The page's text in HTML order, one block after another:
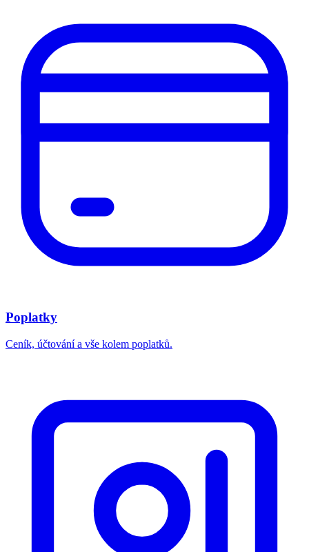
Poplatky
Ceník, účtování a vše kolem poplatků.